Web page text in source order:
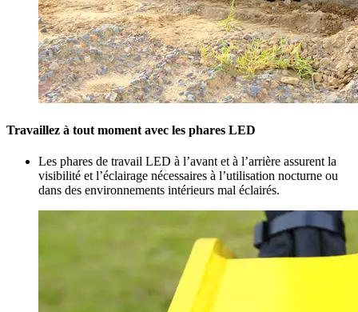
Travaillez à tout moment avec les phares LED
Les phares de travail LED à l’avant et à l’arrière assurent la
visibilité et l’éclairage nécessaires à l’utilisation nocturne ou
dans des environnements intérieurs mal éclairés.